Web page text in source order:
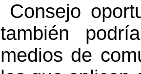
Consejo
también
medios de